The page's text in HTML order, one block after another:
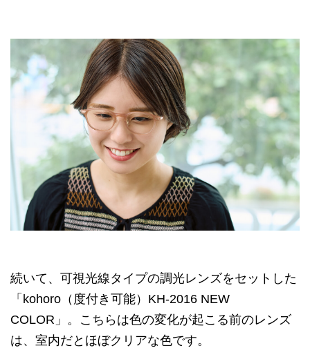
続いて、可視光線タイプの調光レンズをセットした
「kohoro（度付き可能）KH-2016 NEW
COLOR」。こちらは色の変化が起こる前のレンズ
は、室内だとほぼクリアな色です。